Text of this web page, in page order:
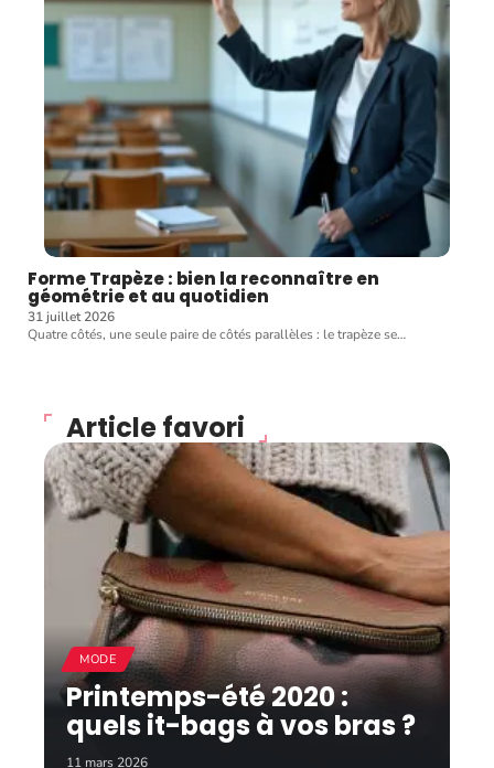
Forme Trapèze : bien la reconnaître en
géométrie et au quotidien
31 juillet 2026
Quatre côtés, une seule paire de côtés parallèles : le trapèze se…
Article favori
MODE
Printemps-été 2020 :
quels it-bags à vos bras ?
11 mars 2026